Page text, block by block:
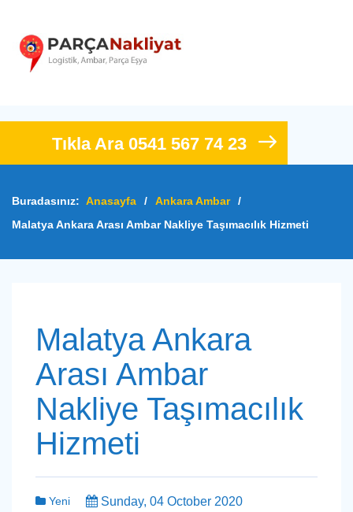
Tıkla Ara 0541 567 74 23
Buradasınız: Anasayfa / Ankara Ambar
/
Malatya Ankara Arası Ambar Nakliye Taşımacılık Hizmeti
Malatya Ankara
Arası Ambar
Nakliye Taşımacılık
Hizmeti
Yeni Sunday, 04 October 2020